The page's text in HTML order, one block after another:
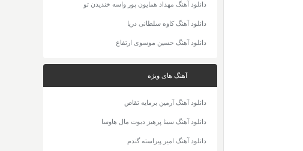
دانلود آهنگ مهداد همایون پور واسه خندیدن تو
دانلود آهنگ کاوه سلطانی دریا
دانلود آهنگ حسین موسوی ارتفاع
آهنگ های ویژه
دانلود آهنگ آرمین برمایه تقاص
دانلود آهنگ سینا پرهیز دیوت مال هاوسا
دانلود آهنگ امیر پیراسته گندم